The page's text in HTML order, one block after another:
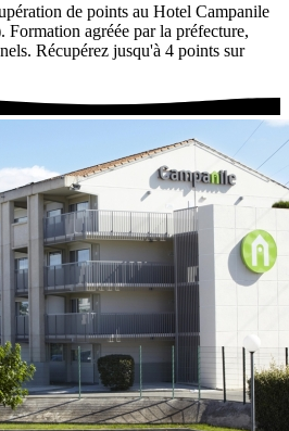
de points au Hotel Campanile
agréée par la préfecture,
Récupérez jusqu'à 4 points sur